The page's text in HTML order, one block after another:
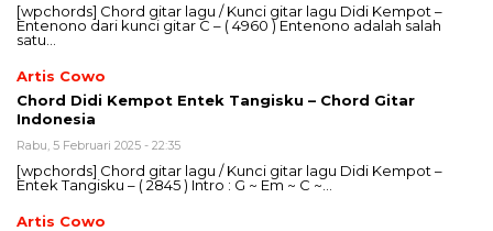
[wpchords] Chord gitar lagu / Kunci gitar lagu Didi Kempot –
Entenono dari kunci gitar C – ( 4960 ) Entenono adalah salah
satu…
Artis Cowo
Chord Didi Kempot Entek Tangisku – Chord Gitar
Indonesia
Rabu, 5 Februari 2025 - 22:35
[wpchords] Chord gitar lagu / Kunci gitar lagu Didi Kempot –
Entek Tangisku – ( 2845 ) Intro : G ~ Em ~ C ~…
Artis Cowo